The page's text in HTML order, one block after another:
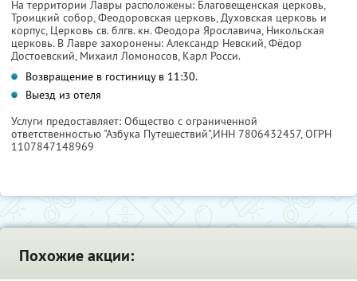
На территории Лавры расположены: Благовещенская церковь,
Троицкий собор, Феодоровская церковь, Духовская церковь и
корпус, Церковь св. блгв. кн. Феодора Ярославича, Никольская
церковь. В Лавре захоронены: Александр Невский, Фёдор
Достоевский, Михаил Ломоносов, Карл Росси.
Возвращение в гостиницу в 11:30.
Выезд из отеля
Услуги предоставляет: Общество с ограниченной
ответственностью "Азбука Путешествий",ИНН 7806432457, ОГРН
1107847148969
Похожие акции: